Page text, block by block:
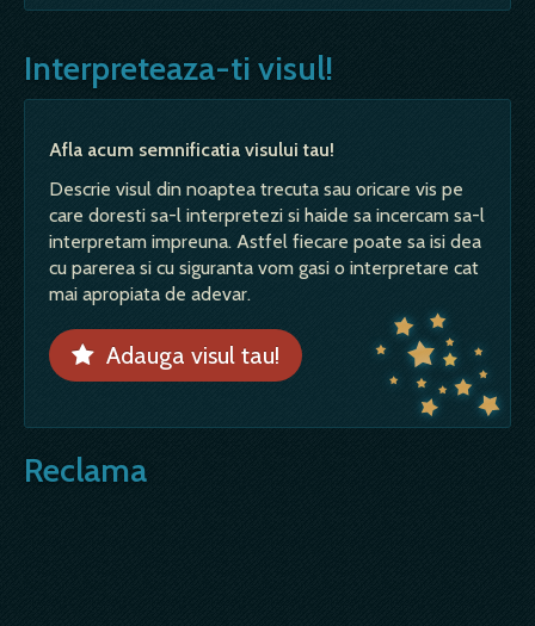
Interpreteaza-ti visul!
Afla acum semnificatia visului tau!
Descrie visul din noaptea trecuta sau oricare vis pe
care doresti sa-l interpretezi si haide sa incercam sa-l
interpretam impreuna. Astfel fiecare poate sa isi dea
cu parerea si cu siguranta vom gasi o interpretare cat
mai apropiata de adevar.
Adauga visul tau!
Reclama